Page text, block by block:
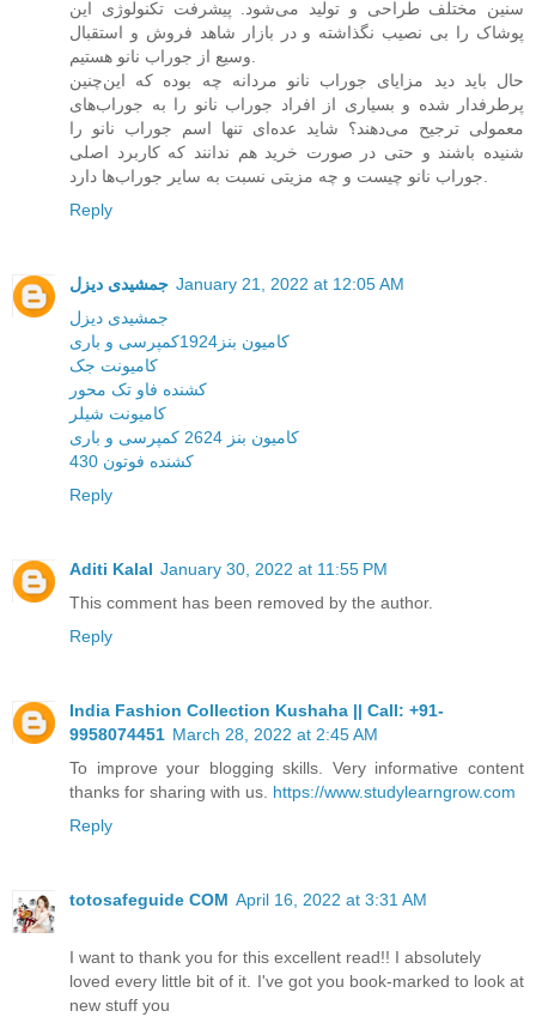
سنین مختلف طراحی و تولید می‌شود. پیشرفت تکنولوژی این
پوشاک را بی نصیب نگذاشته و در بازار شاهد فروش و استقبال
حال باید دید مزایای جوراب نانو مردانه چه بوده که این‌چنین
پرطرفدار شده و بسیاری از افراد جوراب نانو را به جوراب‌های
معمولی ترجیح می‌دهند؟ شاید عده‌ای تنها اسم جوراب نانو را
شنیده باشند و حتی در صورت خرید هم ندانند که کاربرد اصلی
Reply
جمشیدی دیزل January 21, 2022 at 12:05 AM
جمشیدی دیزل
کامیون بنز1924کمپرسی و باری
کامیونت جک
کشنده فاو تک محور
کامیونت شیلر
کامیون بنز 2624 کمپرسی و باری
کشنده فوتون 430
Reply
Aditi Kalal January 30, 2022 at 11:55 PM
This comment has been removed by the author.
Reply
India Fashion Collection Kushaha || Call: +91-
9958074451 March 28, 2022 at 2:45 AM
To improve your blogging skills. Very informative content
thanks for sharing with us. https://www.studylearngrow.com
Reply
totosafeguide COM April 16, 2022 at 3:31 AM
I want to thank you for this excellent read!! I absolutely
loved every little bit of it. I've got you book-marked to look at
new stuff you